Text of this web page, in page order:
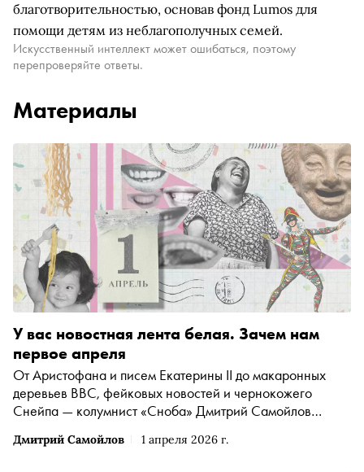
благотворительностью, основав фонд Lumos для
помощи детям из неблагополучных семей.
Искусственный интеллект может ошибаться, поэтому
перепроверяйте ответы.
Материалы
Дмитрий Самойлов 1 апреля 2026 г.
У вас новостная лента белая. Зачем нам
первое апреля
От Аристофана и писем Екатерины II до макаронных
деревьев BBC, фейковых новостей и чернокожего
Снейпа — колумнист «Сноба» Дмитрий Самойлов
пережил века, но в эпоху всеобщего недоверия и